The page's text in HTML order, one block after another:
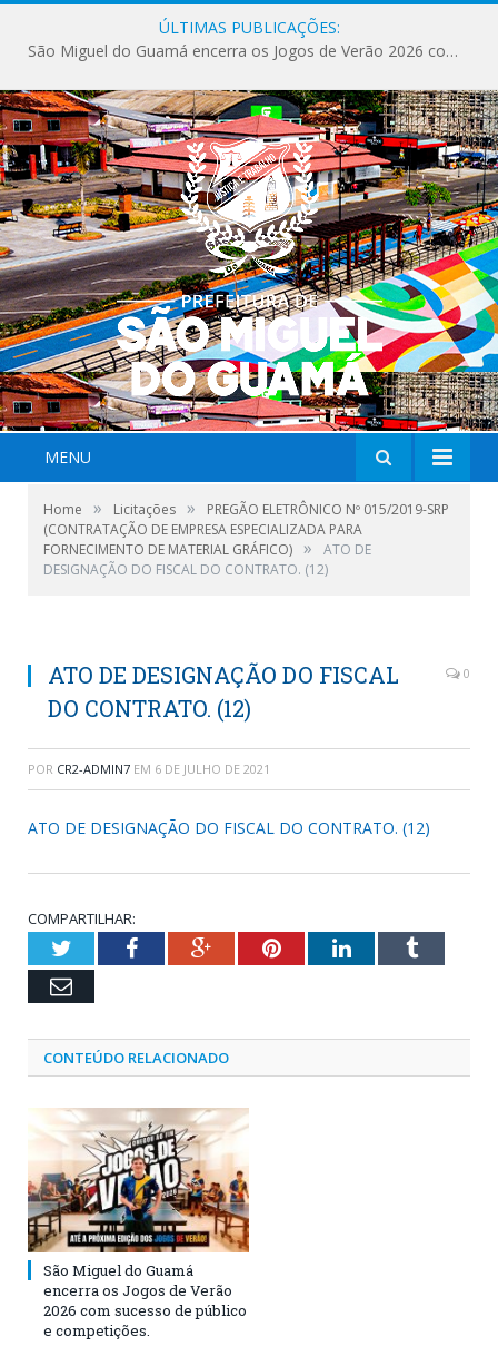
ÚLTIMAS PUBLICAÇÕES:
São Miguel do Guamá encerra os Jogos de Verão 2026 com sucesso de público e competições.
MENU
Home » Licitações »
PREGÃO ELETRÔNICO Nº 015/2019-SRP
(CONTRATAÇÃO DE EMPRESA ESPECIALIZADA PARA
FORNECIMENTO DE MATERIAL GRÁFICO) »
ATO DE
DESIGNAÇÃO DO FISCAL DO CONTRATO. (12)
ATO DE DESIGNAÇÃO DO FISCAL
DO CONTRATO. (12)
0
POR CR2-ADMIN7 EM 6 DE JULHO DE 2021
ATO DE DESIGNAÇÃO DO FISCAL DO CONTRATO. (12)
COMPARTILHAR:
TwitterFacebookGoogle+PinterestLinkedInTumblr
Email
CONTEÚDO RELACIONADO
São Miguel do Guamá
encerra os Jogos de Verão
2026 com sucesso de público
e competições.